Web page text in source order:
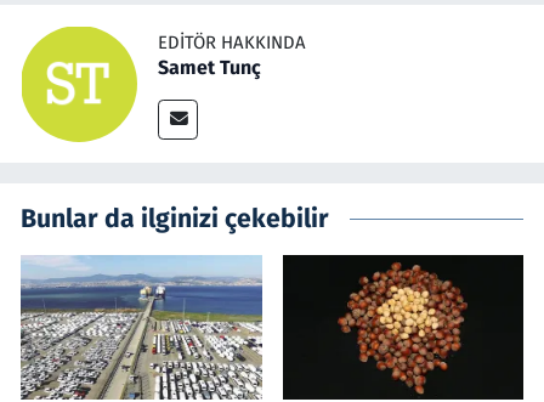
EDITÖR HAKKINDA
Samet Tunç
Bunlar da ilginizi çekebilir